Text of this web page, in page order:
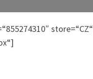
store=“CZ“